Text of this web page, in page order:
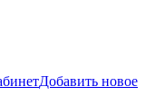
Добавить новое